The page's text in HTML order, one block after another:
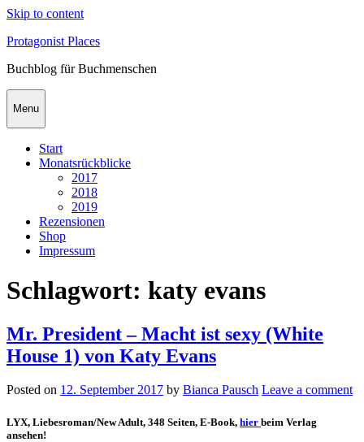
Skip to content
Protagonist Places
Buchblog für Buchmenschen
Menu
Start
Monatsrückblicke
2017
2018
2019
Rezensionen
Shop
Impressum
Schlagwort: katy evans
Mr. President – Macht ist sexy (White
House 1) von Katy Evans
Posted on 12. September 2017 by Bianca Pausch Leave a comment
LYX, Liebesroman/New Adult, 348 Seiten, E-Book, hier beim Verlag
ansehen!